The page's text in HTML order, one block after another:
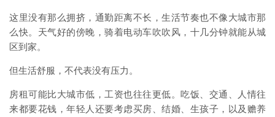
这里没有那么拥挤，通勤距离不长，生活节奏也不像大城市那
么快。天气好的傍晚，骑着电动车吹吹风，十几分钟就能从城
区到家。
但生活舒服，不代表没有压力。
房租可能比大城市低，工资也往往更低。吃饭、交通、人情往
来都要花钱，年轻人还要考虑买房、结婚、生孩子，以及赡养